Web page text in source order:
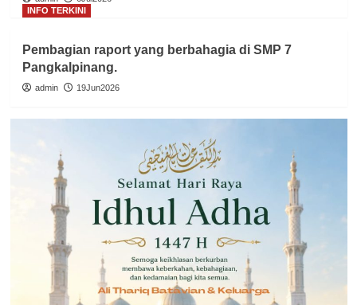
INFO TERKINI
Pembagian raport yang berbahagia di SMP 7
Pangkalpinang.
admin 19Jun2026